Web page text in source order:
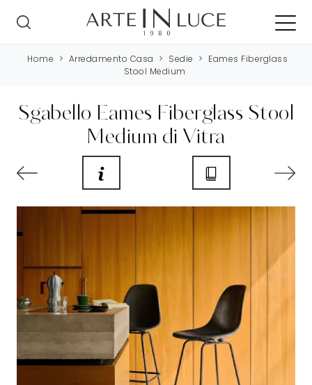
Home > Arredamento Casa > Sedie > Eames Fiberglass
Stool Medium
Sgabello Eames Fiberglass Stool
Medium di Vitra